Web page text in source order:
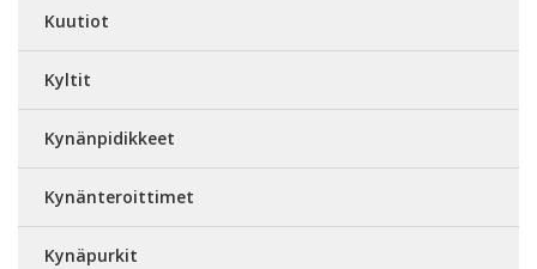
Kuutiot
Kyltit
Kynänpidikkeet
Kynänteroittimet
Kynäpurkit